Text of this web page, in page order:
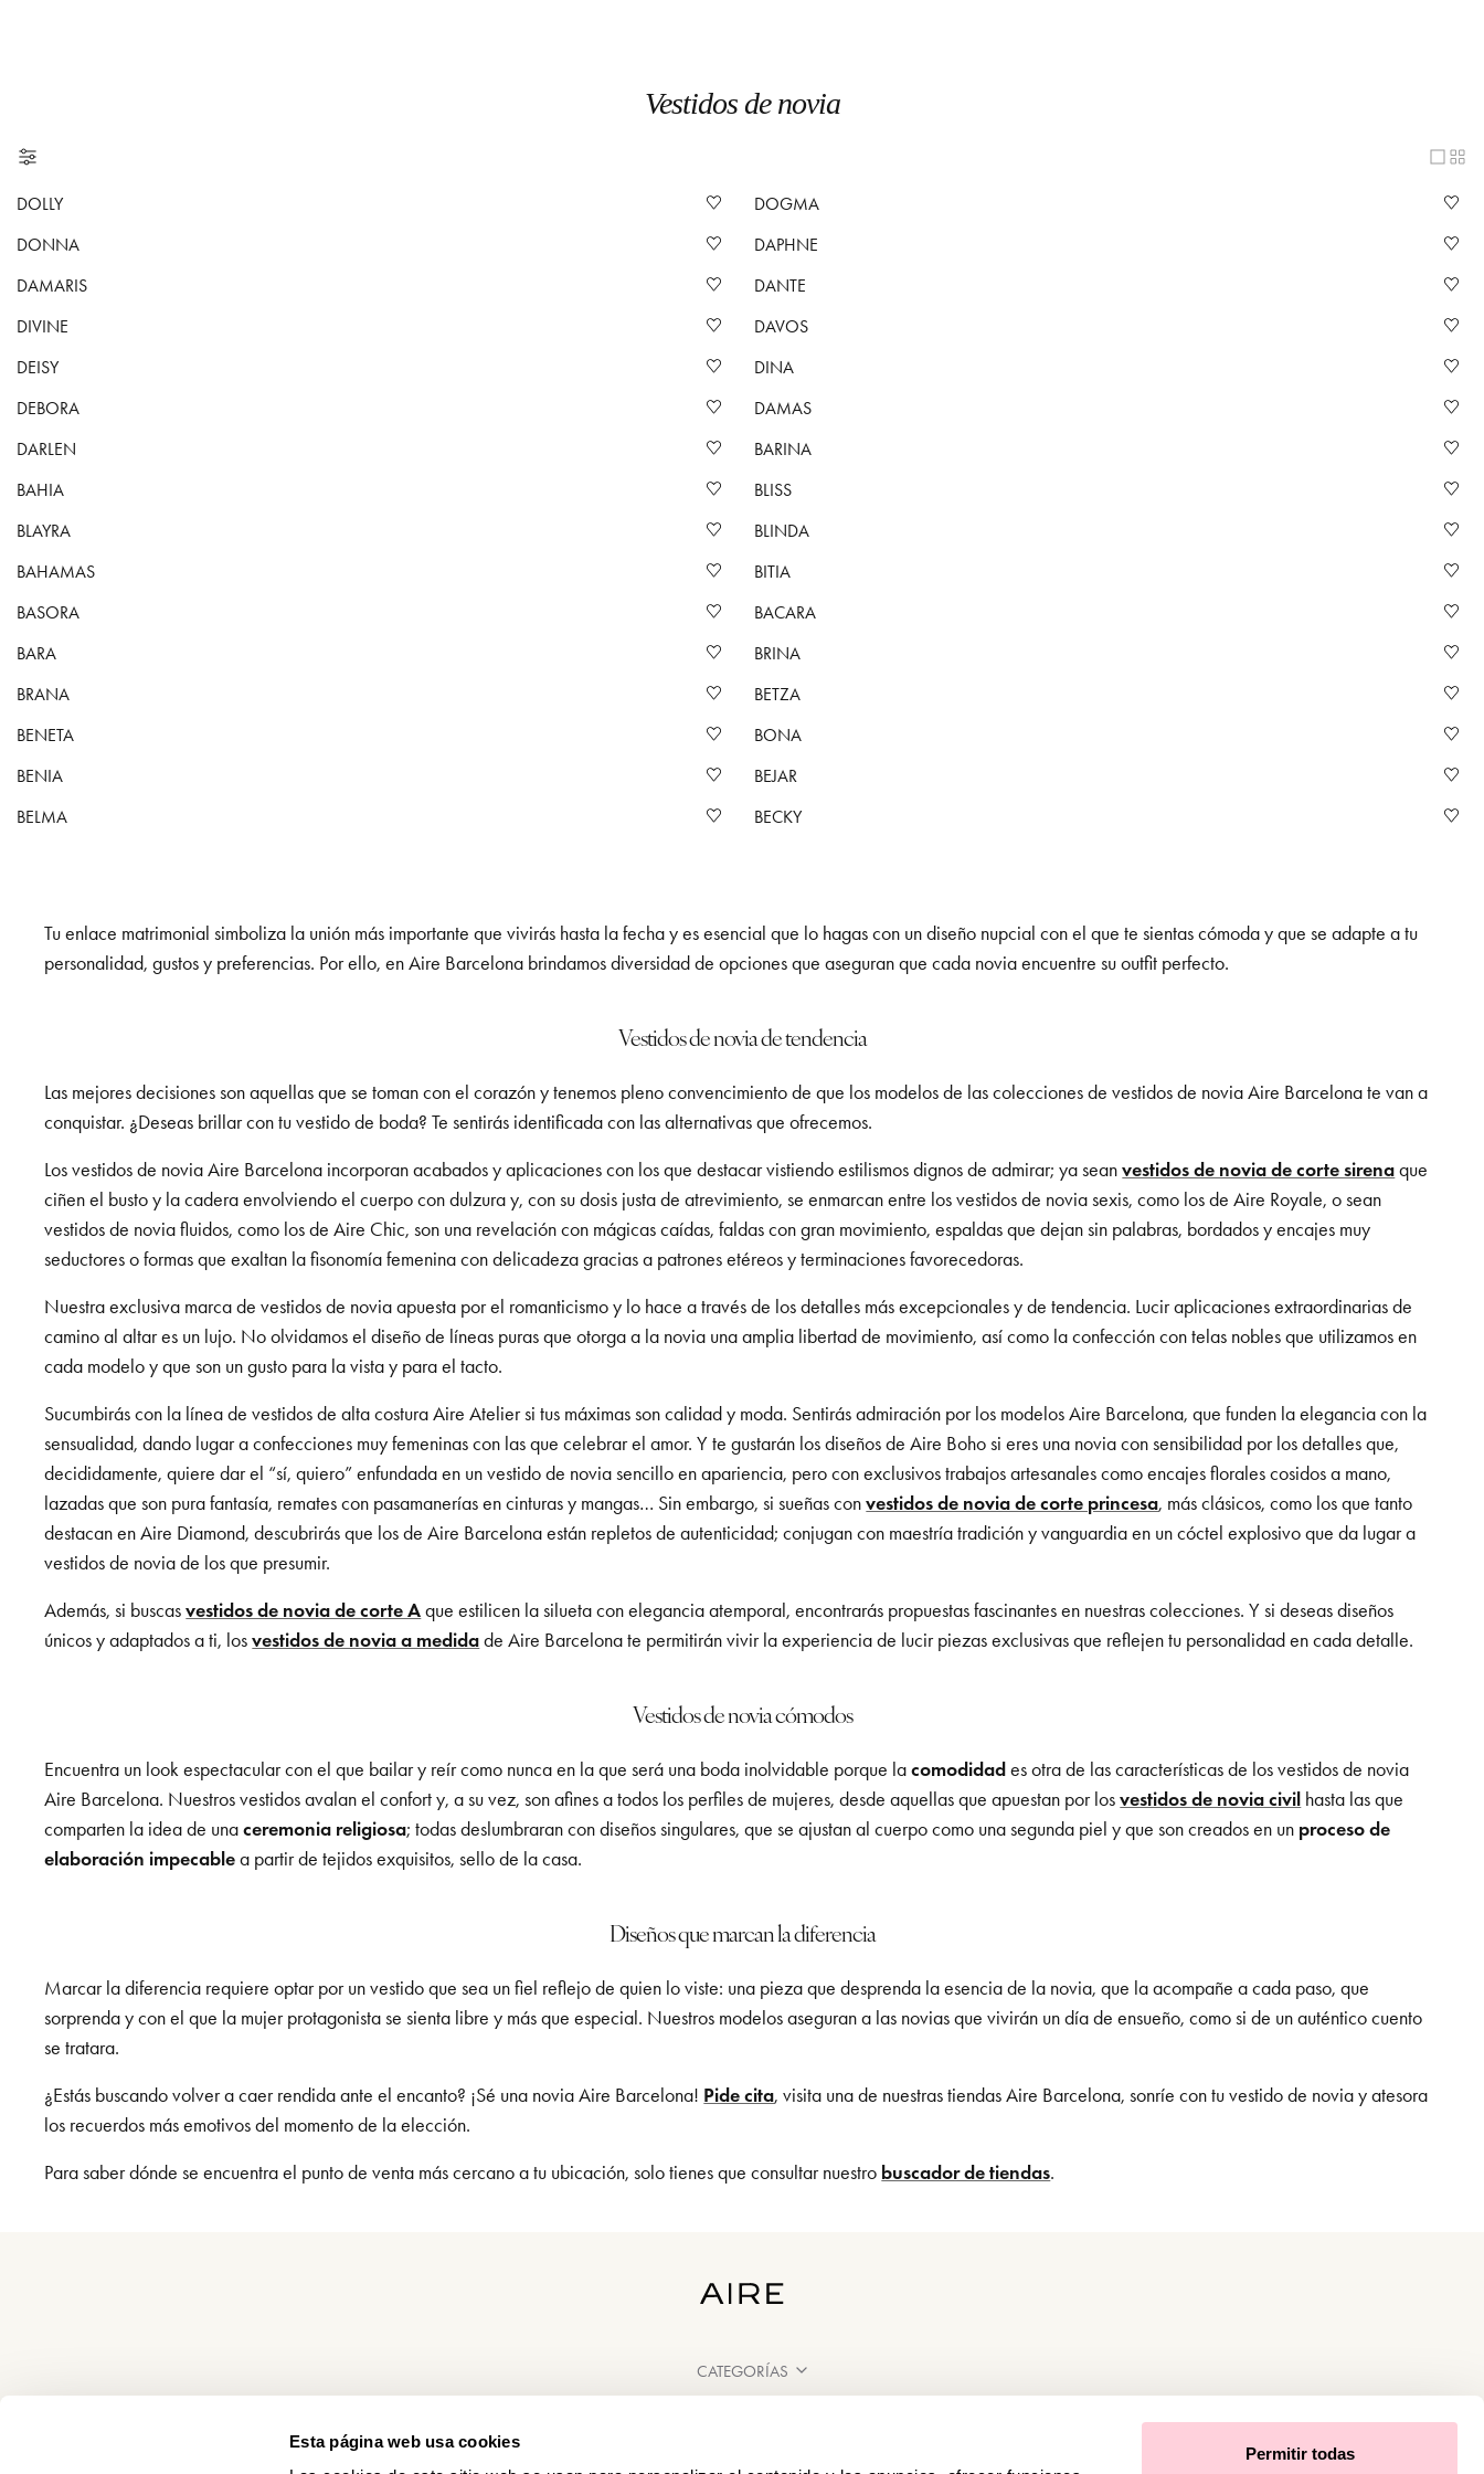
Esta página web usa cookies
Permitir todas
Vestidos de novia
DOLLY
DOGMA
DONNA
DAPHNE
DAMARIS
DANTE
DIVINE
DAVOS
DEISY
DINA
DEBORA
DAMAS
DARLEN
BARINA
BAHIA
BLISS
BLAYRA
BLINDA
BAHAMAS
BITIA
BASORA
BACARA
BARA
BRINA
BRANA
BETZA
BENETA
BONA
BENIA
BEJAR
BELMA
BECKY
Tu enlace matrimonial simboliza la unión más importante que vivirás hasta la fecha y es esencial que lo hagas con un diseño nupcial con el que te sientas cómoda y que se adapte a tu
personalidad, gustos y preferencias. Por ello, en Aire Barcelona brindamos diversidad de opciones que aseguran que cada novia encuentre su outfit perfecto.
Vestidos de novia de tendencia
Las mejores decisiones son aquellas que se toman con el corazón y tenemos pleno convencimiento de que los modelos de las colecciones de vestidos de novia Aire Barcelona te van a
conquistar. ¿Deseas brillar con tu vestido de boda? Te sentirás identificada con las alternativas que ofrecemos.
Los vestidos de novia Aire Barcelona incorporan acabados y aplicaciones con los que destacar vistiendo estilismos dignos de admirar; ya seanvestidos de novia de corte sirenaque
ciñen el busto y la cadera envolviendo el cuerpo con dulzura y, con su dosis justa de atrevimiento, se enmarcan entre los vestidos de novia sexis, como los de Aire Royale, o sean
vestidos de novia fluidos, como los de Aire Chic, son una revelación con mágicas caídas, faldas con gran movimiento, espaldas que dejan sin palabras, bordados y encajes muy
seductores o formas que exaltan la fisonomía femenina con delicadeza gracias a patrones etéreos y terminaciones favorecedoras.
Nuestra exclusiva marca de vestidos de novia apuesta por el romanticismo y lo hace a través de los detalles más excepcionales y de tendencia. Lucir aplicaciones extraordinarias de
camino al altar es un lujo. No olvidamos el diseño de líneas puras que otorga a la novia una amplia libertad de movimiento, así como la confección con telas nobles que utilizamos en
cada modelo y que son un gusto para la vista y para el tacto.
Sucumbirás con la línea de vestidos de alta costura Aire Atelier si tus máximas son calidad y moda. Sentirás admiración por los modelos Aire Barcelona, que funden la elegancia con la
sensualidad, dando lugar a confecciones muy femeninas con las que celebrar el amor. Y te gustarán los diseños de Aire Boho si eres una novia con sensibilidad por los detalles que,
decididamente, quiere dar el “sí, quiero” enfundada en un vestido de novia sencillo en apariencia, pero con exclusivos trabajos artesanales como encajes florales cosidos a mano,
lazadas que son pura fantasía, remates con pasamanerías en cinturas y mangas… Sin embargo, si sueñas convestidos de novia de corte princesa, más clásicos, como los que tanto
destacan en Aire Diamond, descubrirás que los de Aire Barcelona están repletos de autenticidad; conjugan con maestría tradición y vanguardia en un cóctel explosivo que da lugar a
vestidos de novia de los que presumir.
Además, si buscasvestidos de novia de corte Aque estilicen la silueta con elegancia atemporal, encontrarás propuestas fascinantes en nuestras colecciones. Y si deseas diseños
únicos y adaptados a ti, losvestidos de novia a medidade Aire Barcelona te permitirán vivir la experiencia de lucir piezas exclusivas que reflejen tu personalidad en cada detalle.
Vestidos de novia cómodos
Encuentra un look espectacular con el que bailar y reír como nunca en la que será una boda inolvidable porque lacomodidades otra de las características de los vestidos de novia
Aire Barcelona. Nuestros vestidos avalan el confort y, a su vez, son afines a todos los perfiles de mujeres, desde aquellas que apuestan por losvestidos de novia civil hasta las que
comparten la idea de unaceremonia religiosa; todas deslumbraran con diseños singulares, que se ajustan al cuerpo como una segunda piel y que son creados en un proceso de
elaboración impecablea partir de tejidos exquisitos, sello de la casa.
Diseños que marcan la diferencia
Marcar la diferencia requiere optar por un vestido que sea un fiel reflejo de quien lo viste: una pieza que desprenda la esencia de la novia, que la acompañe a cada paso, que
sorprenda y con el que la mujer protagonista se sienta libre y más que especial. Nuestros modelos aseguran a las novias que vivirán un día de ensueño, como si de un auténtico cuento
se tratara.
¿Estás buscando volver a caer rendida ante el encanto? ¡Sé una novia Aire Barcelona! Pide cita, visita una de nuestras tiendas Aire Barcelona, sonríe con tu vestido de novia y atesora
los recuerdos más emotivos del momento de la elección.
Para saber dónde se encuentra el punto de venta más cercano a tu ubicación, solo tienes que consultar nuestro buscador de tiendas.
CATEGORÍAS